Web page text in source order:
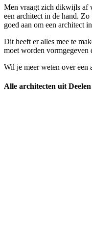
Men vraagt zich dikwijls af
een architect in de hand.
goed aan om een architect
Dit heeft er alles mee te
moet worden vormgegeven
Wil je meer weten over een
Alle architecten uit Deelen